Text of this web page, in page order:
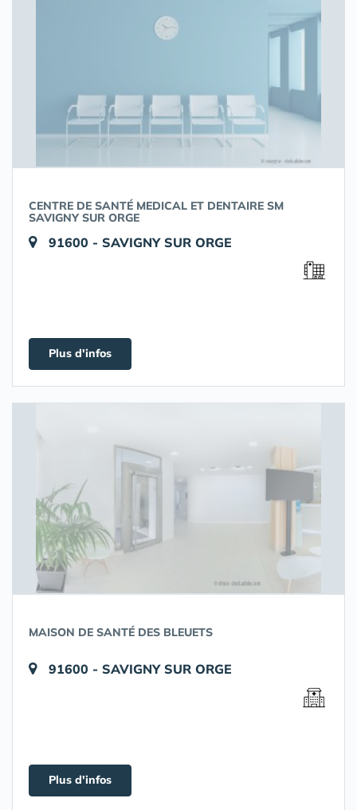
CENTRE DE SANTÉ MEDICAL ET DENTAIRE SM
SAVIGNY SUR ORGE
91600 - SAVIGNY SUR ORGE
Plus d'infos
MAISON DE SANTÉ DES BLEUETS
91600 - SAVIGNY SUR ORGE
Plus d'infos